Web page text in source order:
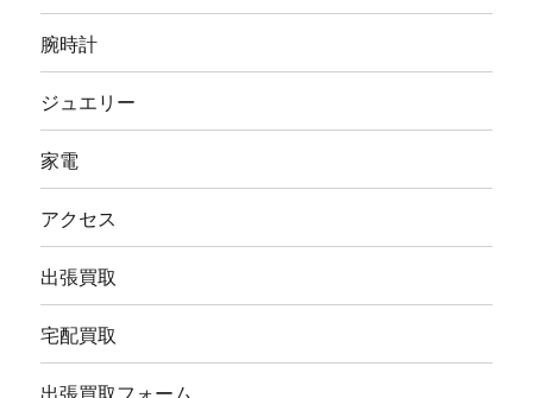
腕時計
ジュエリー
家電
アクセス
出張買取
宅配買取